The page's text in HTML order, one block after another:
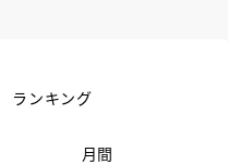
ランキング
月間